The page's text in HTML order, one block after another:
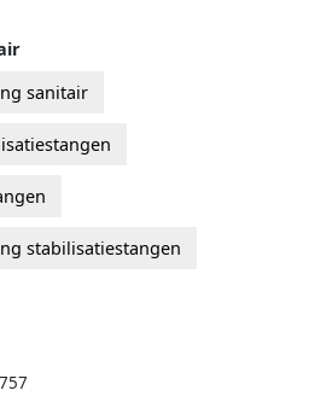
sanitair
stabilisatiestangen